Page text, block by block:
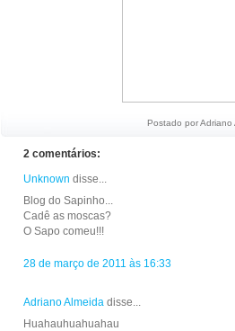
Postado porAdriano
2 comentários:
Unknown disse...
Blog do Sapinho...
Cadê as moscas?
O Sapo comeu!!!
28 de março de 2011 às 16:33
Adriano Almeida disse...
Huahauhuahuahau